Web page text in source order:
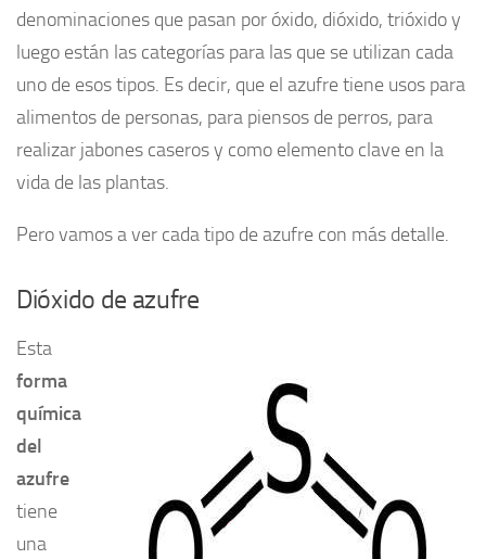
denominaciones que pasan por óxido, dióxido, trióxido y
luego están las categorías para las que se utilizan cada
uno de esos tipos. Es decir, que el azufre tiene usos para
alimentos de personas, para piensos de perros, para
realizar jabones caseros y como elemento clave en la
vida de las plantas.
Pero vamos a ver cada tipo de azufre con más detalle.
Dióxido de azufre
Esta
forma
química
del
azufre
tiene
una